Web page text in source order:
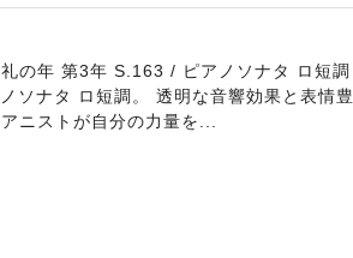
の年 第3年 S.163 / ピアノソナタ ロ短
ソナタ ロ短調。 透明な音響効果と表情
ニストが自分の力量を...